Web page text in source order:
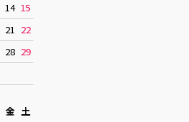
14 15
21 22
28 29
金 土